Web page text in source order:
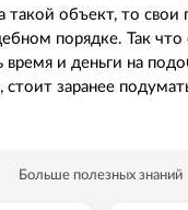
такой объект, то свои
порядке. Так что
время и деньги на
стоит заранее
Больше полезных знаний